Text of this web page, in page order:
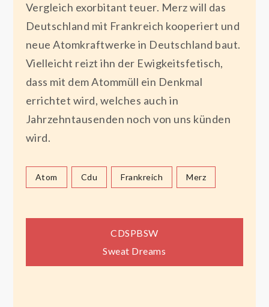
Vergleich exorbitant teuer. Merz will das
Deutschland mit Frankreich kooperiert und
neue Atomkraftwerke in Deutschland baut.
Vielleicht reizt ihn der Ewigkeitsfetisch,
dass mit dem Atommüll ein Denkmal
errichtet wird, welches auch in
Jahrzehntausenden noch von uns künden
wird.
Atom Cdu Frankreich Merz
Beitragsnavigation
CDSPBSW
Sweat Dreams